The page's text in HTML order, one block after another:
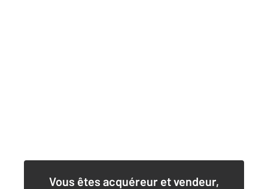
Vous êtes acquéreur et vendeur,